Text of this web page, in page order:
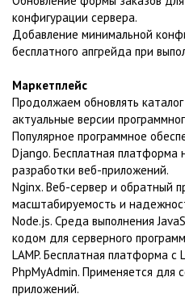
конфигурации сервера.
Добавление минимальной
бесплатного апгрейда при
Маркетплейс
Продолжаем обновлять
актуальные версии
Популярное программное
Django. Бесплатная платформа
разработки веб-приложений.
Nginx. Веб-сервер и обратный
масштабируемость и
Node.js. Среда выполнения
кодом для серверного
LAMP. Бесплатная платформа с
PhpMyAdmin. Применяется для
приложений.